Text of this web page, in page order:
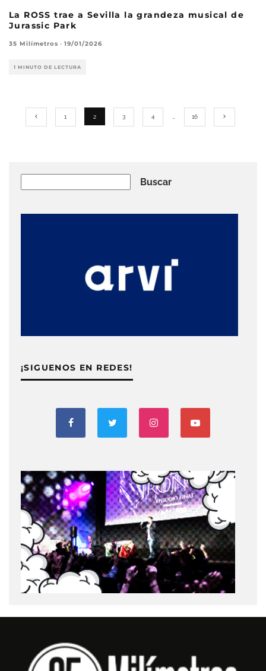
La ROSS trae a Sevilla la grandeza musical de
Jurassic Park
35 Milímetros · 19/01/2026
1 MINUTO DE LECTURA
1 2 3 4 … 16
Buscar
¡SIGUENOS EN REDES!